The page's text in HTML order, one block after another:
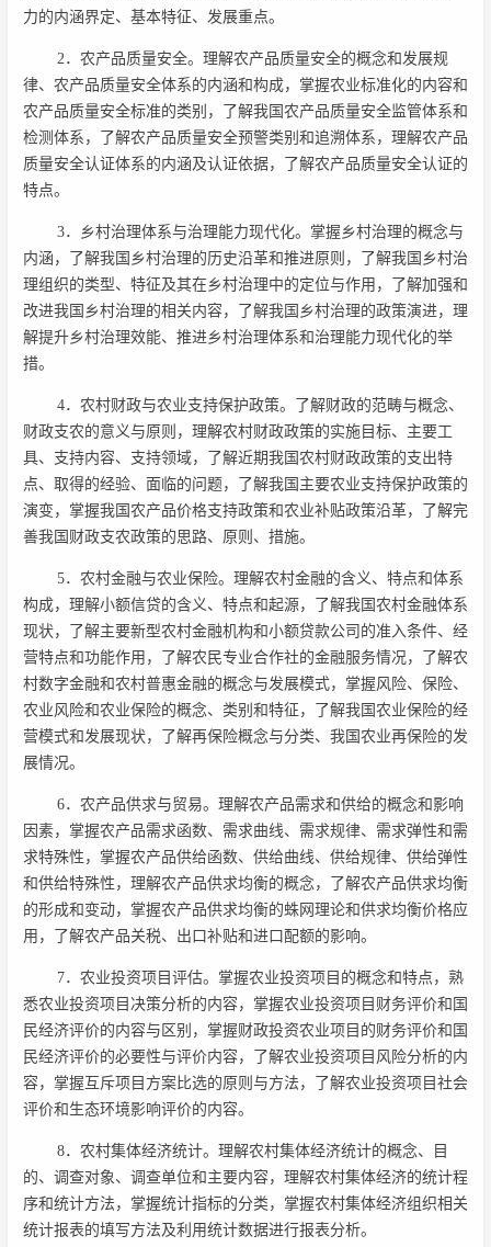
力的内涵界定、基本特征、发展重点。
2．农产品质量安全。理解农产品质量安全的概念和发展规
律、农产品质量安全体系的内涵和构成，掌握农业标准化的内容和
农产品质量安全标准的类别，了解我国农产品质量安全监管体系和
检测体系，了解农产品质量安全预警类别和追溯体系，理解农产品
质量安全认证体系的内涵及认证依据，了解农产品质量安全认证的
特点。
3．乡村治理体系与治理能力现代化。掌握乡村治理的概念与
内涵，了解我国乡村治理的历史沿革和推进原则，了解我国乡村治
理组织的类型、特征及其在乡村治理中的定位与作用，了解加强和
改进我国乡村治理的相关内容，了解我国乡村治理的政策演进，理
解提升乡村治理效能、推进乡村治理体系和治理能力现代化的举
措。
4．农村财政与农业支持保护政策。了解财政的范畴与概念、
财政支农的意义与原则，理解农村财政政策的实施目标、主要工
具、支持内容、支持领域，了解近期我国农村财政政策的支出特
点、取得的经验、面临的问题，了解我国主要农业支持保护政策的
演变，掌握我国农产品价格支持政策和农业补贴政策沿革，了解完
善我国财政支农政策的思路、原则、措施。
5．农村金融与农业保险。理解农村金融的含义、特点和体系
构成，理解小额信贷的含义、特点和起源，了解我国农村金融体系
现状，了解主要新型农村金融机构和小额贷款公司的准入条件、经
营特点和功能作用，了解农民专业合作社的金融服务情况，了解农
村数字金融和农村普惠金融的概念与发展模式，掌握风险、保险、
农业风险和农业保险的概念、类别和特征，了解我国农业保险的经
营模式和发展现状，了解再保险概念与分类、我国农业再保险的发
展情况。
6．农产品供求与贸易。理解农产品需求和供给的概念和影响
因素，掌握农产品需求函数、需求曲线、需求规律、需求弹性和需
求特殊性，掌握农产品供给函数、供给曲线、供给规律、供给弹性
和供给特殊性，理解农产品供求均衡的概念，了解农产品供求均衡
的形成和变动，掌握农产品供求均衡的蛛网理论和供求均衡价格应
用，了解农产品关税、出口补贴和进口配额的影响。
7．农业投资项目评估。掌握农业投资项目的概念和特点，熟
悉农业投资项目决策分析的内容，掌握农业投资项目财务评价和国
民经济评价的内容与区别，掌握财政投资农业项目的财务评价和国
民经济评价的必要性与评价内容，了解农业投资项目风险分析的内
容，掌握互斥项目方案比选的原则与方法，了解农业投资项目社会
评价和生态环境影响评价的内容。
8．农村集体经济统计。理解农村集体经济统计的概念、目
的、调查对象、调查单位和主要内容，理解农村集体经济的统计程
序和统计方法，掌握统计指标的分类，掌握农村集体经济组织相关
统计报表的填写方法及利用统计数据进行报表分析。